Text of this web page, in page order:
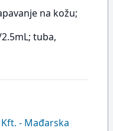
na kožu;
tuba,
- Mađarska